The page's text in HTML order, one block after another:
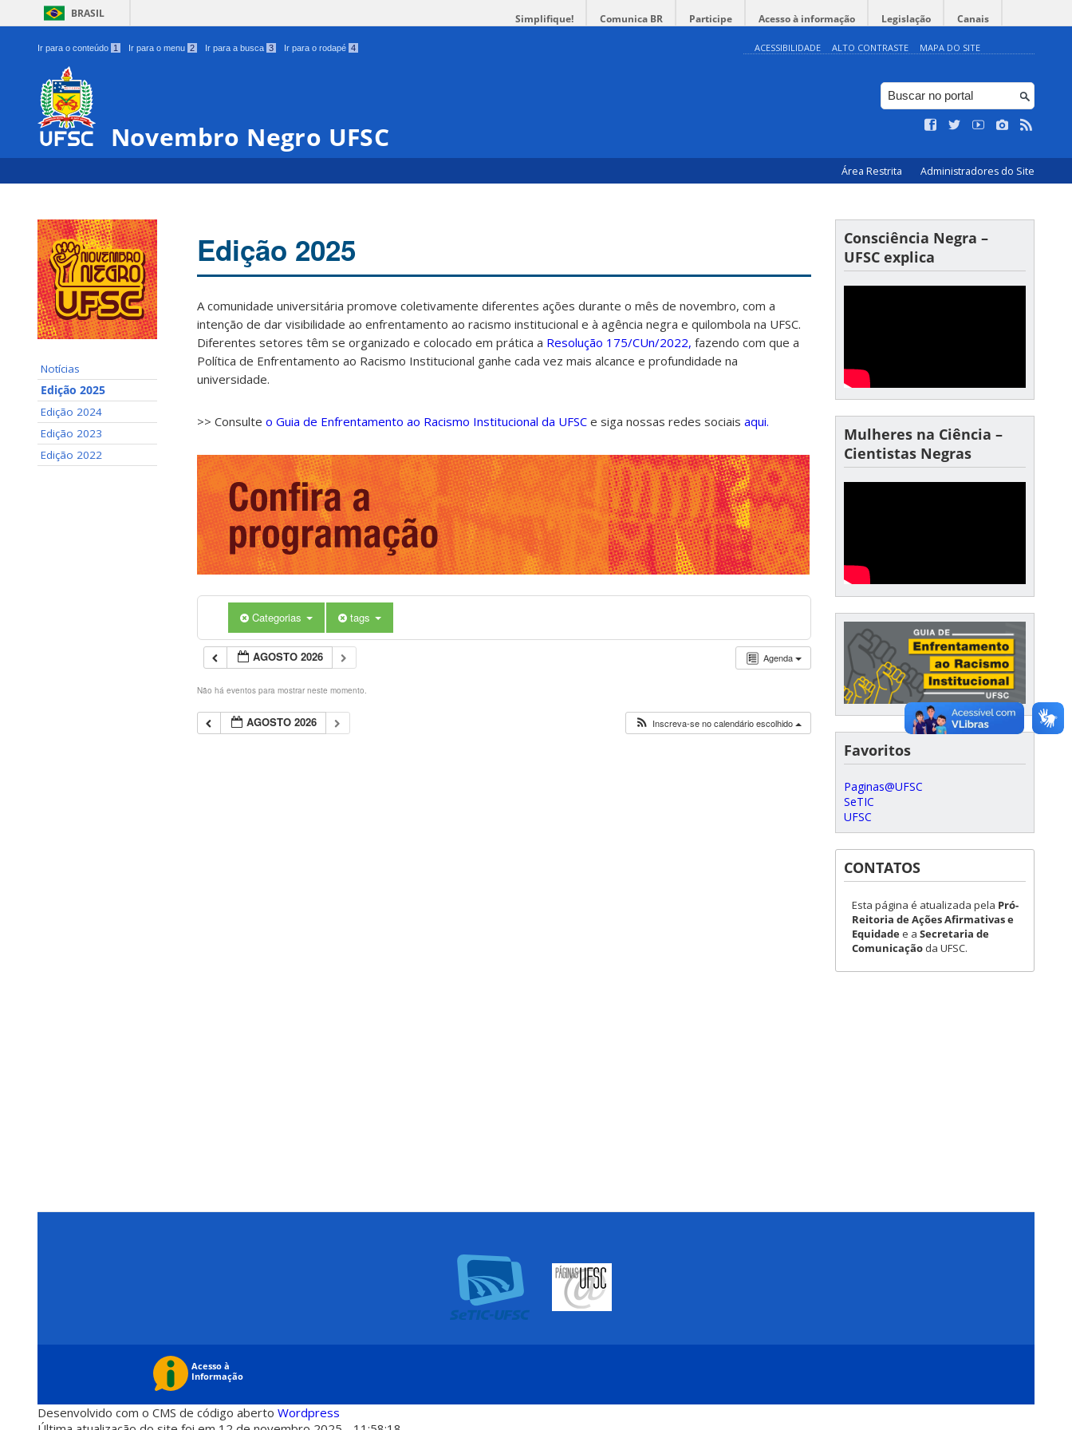
BRASIL Simplifique! Comunica BR Participe Acesso à informação Legislação Canais
Ir para o conteúdo 1 Ir para o menu 2 Ir para a busca 3 Ir para o rodapé 4 ACESSIBILIDADE ALTO CONTRASTE MAPA DO SITE
Novembro Negro UFSC
Área Restrita Administradores do Site
Notícias
Edição 2025
Edição 2024
Edição 2023
Edição 2022
Edição 2025
A comunidade universitária promove coletivamente diferentes ações durante o mês de novembro, com a
intenção de dar visibilidade ao enfrentamento ao racismo institucional e à agência negra e quilombola na UFSC.
Diferentes setores têm se organizado e colocado em prática a Resolução 175/CUn/2022, fazendo com que a
Política de Enfrentamento ao Racismo Institucional ganhe cada vez mais alcance e profundidade na
universidade.
>> Consulte o Guia de Enfrentamento ao Racismo Institucional da UFSC e siga nossas redes sociais aqui.
Categorias tags
Agenda
AGOSTO 2026
Não há eventos para mostrar neste momento.
AGOSTO 2026 Inscreva-se no calendário escolhido
Consciência Negra –
UFSC explica
Mulheres na Ciência –
Cientistas Negras
Favoritos
Paginas@UFSC
SeTIC
UFSC
CONTATOS
Esta página é atualizada pela Pró-
Reitoria de Ações Afirmativas e
Equidadee a Secretaria de
Comunicação da UFSC.
Desenvolvido com o CMS de código aberto Wordpress